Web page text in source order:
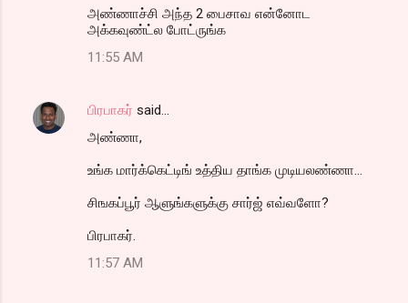
அண்ணாச்சி அந்த 2 பைசாவ என்னோட
அக்கவுண்ட்ல போட்ருங்க
11:55 AM
பிரபாகர் said…
அண்ணா,
உங்க மார்க்கெட்டிங் உத்திய தாங்க முடியலண்ணா...
சிஙகப்பூர் ஆளுங்களுக்கு சார்ஜ் எவ்வளோ?
பிரபாகர்.
11:57 AM